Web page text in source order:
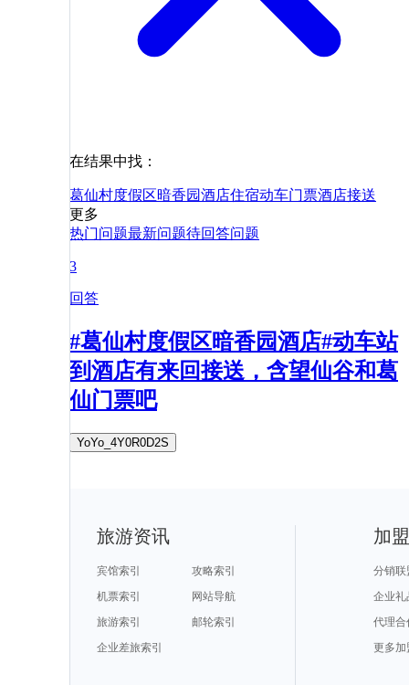
在结果中找：
葛仙村度假区暗香园酒店住宿动车门票酒店接送
更多
热门问题最新问题待回答问题
3
回答
#葛仙村度假区暗香园酒店#动车站
到酒店有来回接送，含望仙谷和葛
仙门票吧
YoYo_4Y0R0D2S
旅游资讯
宾馆索引
攻略索引
机票索引
网站导航
旅游索引
邮轮索引
企业差旅索引
加
分销联
企业礼
代理合
更多加